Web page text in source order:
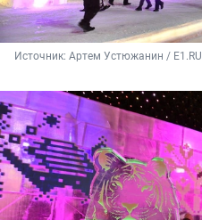
Источник: Артем Устюжанин / E1.RU